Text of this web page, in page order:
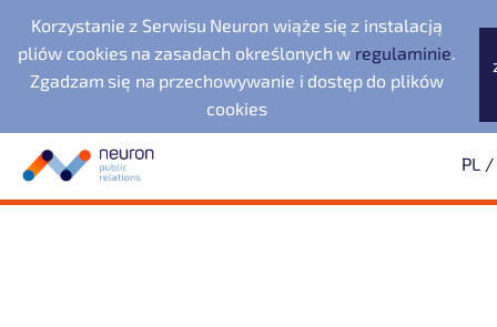
Korzystanie z Serwisu Neuron wiąże się z instalacją
pliów cookies na zasadach określonych w regulaminie.
Zgadzam się na przechowywanie i dostęp do plików
cookies
PL /
Biuro prasowe
Neuron Agencja Public
Noventa di Piave